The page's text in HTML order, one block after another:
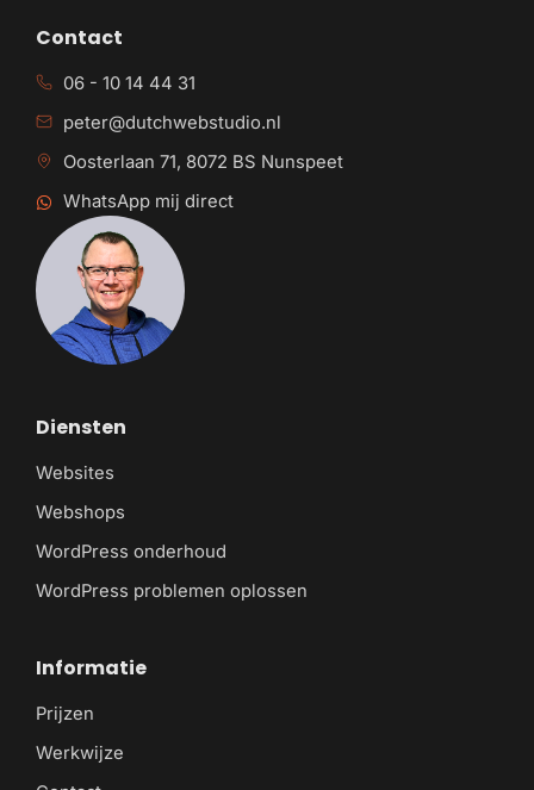
Diensten
Websites
Webshops
WordPress onderhoud
WordPress problemen oplossen
Informatie
Prijzen
Werkwijze
Contact
06 - 10 14 44 31
peter@dutchwebstudio.nl
Oosterlaan 71, 8072 BS Nunspeet
WhatsApp mij direct